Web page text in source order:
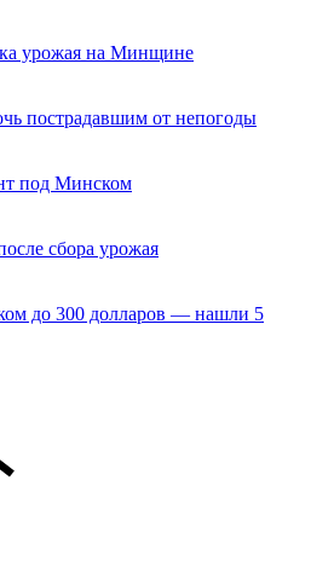
урожая на Минщине
пострадавшим от непогоды
под Минском
сбора урожая
до 300 долларов — нашли 5